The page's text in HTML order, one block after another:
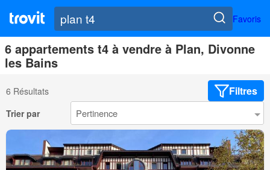
Favoris
6 appartements t4 à vendre à Plan, Divonne
les Bains
6 Résultats Filtres
Trier par